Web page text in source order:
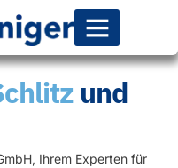
und
Ihrem Experten für